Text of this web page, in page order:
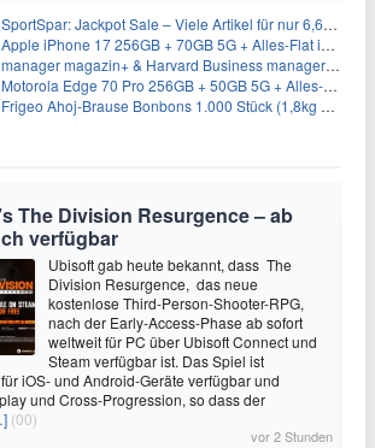
SportSpar: Jackpot Sale – Viele Artikel für nur 6,66€ – nur 48 Stunden
Apple iPhone 17 256GB + 70GB 5G + Alles-Flat im Vodafone-Netz für 34,99€/Monat – eff. 4,65€/Monat
manager magazin+ & Harvard Business manager+ Digital-Kombi-Abo 1 Monat kostenlos
Motorola Edge 70 Pro 256GB + 50GB 5G + Alles-Flat im Vodafone-Netz für 19,99€/Monat – eff. 0,61€/Monat
Frigeo Ahoj-Brause Bonbons 1.000 Stück (1,8kg Eimer) für 6,29€
The Division Resurgence – ab
verfügbar
Ubisoft gab heute bekannt, dass The
Division Resurgence, das neue
kostenlose Third-Person-Shooter-RPG,
nach der Early-Access-Phase ab sofort
weltweit für PC über Ubisoft Connect und
Steam verfügbar ist. Das Spiel ist
iOS- und Android-Geräte verfügbar und
und Cross-Progression, so dass der
(00)
vor 2 Stunden